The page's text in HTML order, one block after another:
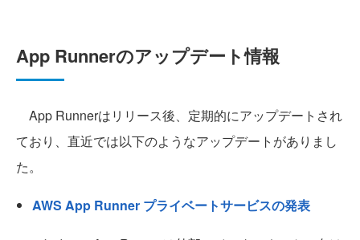
App Runnerのアップデート情報
App Runnerはリリース後、定期的にアップデートされ
ており、直近では以下のようなアップデートがありまし
た。
AWS App Runner プライベートサービスの発表